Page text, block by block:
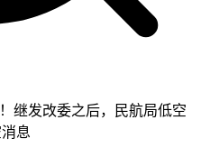
继发改委之后，民航局低空
息